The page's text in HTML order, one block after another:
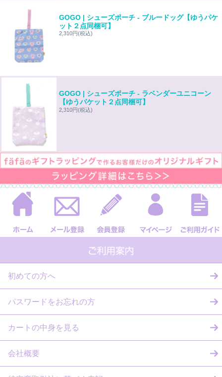
GOGO | シューズポーチ - ブルードッグ【ゆうパケ
ット２点同梱可】
2,310円(税込)
GOGO | シューズポーチ - ラベンダーユニコーン
【ゆうパケット２点同梱可】
2,310円(税込)
初めての方へ
パスワードをお忘れの方
カートの中身を見る
会社概要